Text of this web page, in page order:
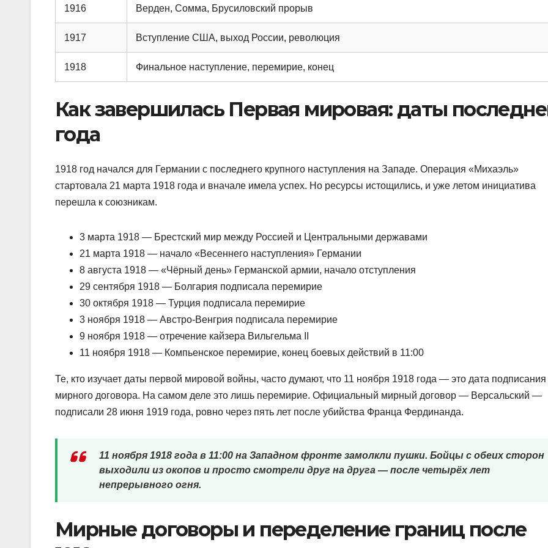
1916 Верден, Сомма, Брусиловский прорыв
1917 Вступление США, выход России, революция
1918 Финальное наступление, перемирие, конец
Как завершилась Первая мировая: даты
года
1918 год начался для Германии с последнего крупного наступления на Западе. Операция «Михаэль»
стартовала 21 марта 1918 года и вначале имела успех. Но ресурсы истощились, и уже летом инициатива
перешла к союзникам.
3 марта 1918 — Брестский мир между Россией и Центральными державами
21 марта 1918 — начало «Весеннего наступления» Германии
8 августа 1918 — «Чёрный день» Германской армии, начало отступления
29 сентября 1918 — Болгария подписала перемирие
30 октября 1918 — Турция подписала перемирие
3 ноября 1918 — Австро-Венгрия подписала перемирие
9 ноября 1918 — отречение кайзера Вильгельма II
11 ноября 1918 — Компьенское перемирие, конец боевых действий в 11:00
Те, кто изучает даты первой мировой войны, часто думают, что 11 ноября 1918 года — это дата подписания
мирного договора. На самом деле это лишь перемирие. Официальный мирный договор — Версальский —
подписали 28 июня 1919 года, ровно через пять лет после убийства Франца Фердинанда.
11 ноября 1918 года в 11:00 на Западном фронте замолкли пушки. Бойцы с обеих сторон
выходили из окопов и просто смотрели друг на друга — после четырёх лет
непрерывного огня.
Мирные договоры и переделение границ после